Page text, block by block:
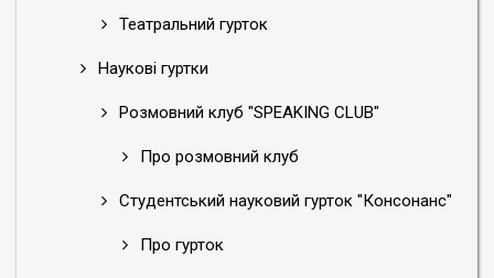
Театральний гурток
Наукові гуртки
Розмовний клуб "SPEAKING CLUB"
Про розмовний клуб
Студентський науковий гурток "Консонанс"
Про гурток